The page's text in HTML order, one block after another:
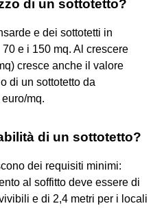
di un sottotetto?
e dei sottotetti in
e i 150 mq. Al crescere
cresce anche il valore
di un sottotetto da
mq.
di un sottotetto?
dei requisiti minimi:
al soffitto deve essere di
e di 2,4 metri per i locali